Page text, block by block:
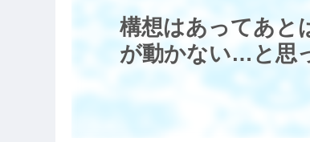
構想はあってあと
が動かない…と思